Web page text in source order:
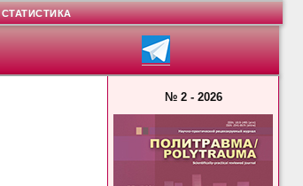
№ 2 - 2026
СТАТИСТИКА